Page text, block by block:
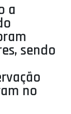
a
sendo
no